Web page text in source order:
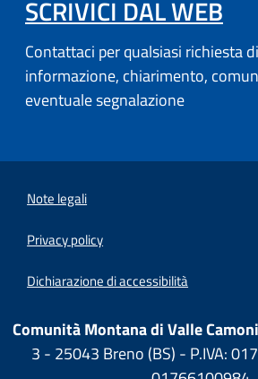
SCRIVICI DAL WEB
Contattaci per qualsiasi richiesta di
informazione, chiarimento,
eventuale segnalazione
Note legali
Privacy policy
Dichiarazione di accessibilità
Comunità Montana di Valle
3 - 25043 Breno (BS) - P.IVA: